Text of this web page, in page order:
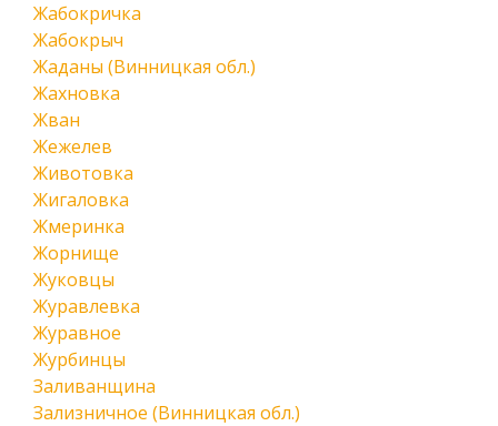
Жабокричка
Жабокрыч
Жаданы (Винницкая обл.)
Жахновка
Жван
Жежелев
Животовка
Жигаловка
Жмеринка
Жорнище
Жуковцы
Журавлевка
Журавное
Журбинцы
Заливанщина
Зализничное (Винницкая обл.)